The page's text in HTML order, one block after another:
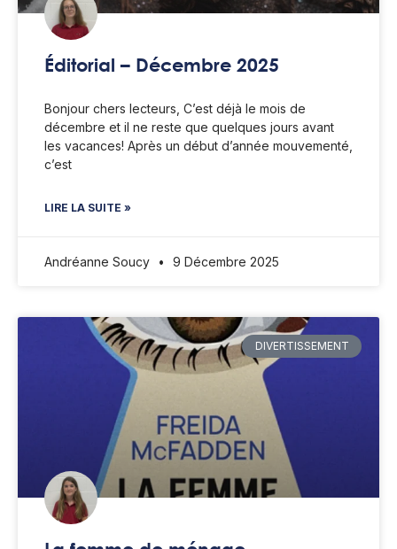
Éditorial – Décembre 2025
Bonjour chers lecteurs, C’est déjà le mois de
décembre et il ne reste que quelques jours avant
les vacances! Après un début d’année mouvementé,
c’est
LIRE LA SUITE »
Andréanne Soucy 9 Décembre 2025
DIVERTISSEMENT